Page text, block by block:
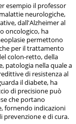
esempio il professor
neurologiche,
dall'Alzheimer al
oncologico, ha
permettono
per il trattamento
colon-retto, della
patologia nella quale a
di resistenza al
il diabete, ha
di precisione può
che portano
fornendo indicazioni
prevenzione e di cura.